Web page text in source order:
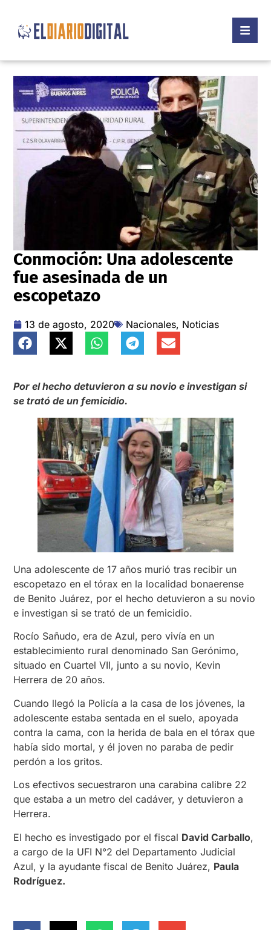
Conmoción: Una adolescente
fue asesinada de un
escopetazo
13 de agosto, 2020 Nacionales, Noticias
Por el hecho detuvieron a su novio e investigan si
se trató de un femicidio.
Una adolescente de 17 años murió tras recibir un
escopetazo en el tórax en la localidad bonaerense
de Benito Juárez, por el hecho detuvieron a su novio
e investigan si se trató de un femicidio.
Rocío Sañudo, era de Azul, pero vivía en un
establecimiento rural denominado San Gerónimo,
situado en Cuartel VII, junto a su novio, Kevin
Herrera de 20 años.
Cuando llegó la Policía a la casa de los jóvenes, la
adolescente estaba sentada en el suelo, apoyada
contra la cama, con la herida de bala en el tórax que
había sido mortal, y él joven no paraba de pedir
perdón a los gritos.
Los efectivos secuestraron una carabina calibre 22
que estaba a un metro del cadáver, y detuvieron a
Herrera.
El hecho es investigado por el fiscal David Carballo,
a cargo de la UFI N°2 del Departamento Judicial
Azul, y la ayudante fiscal de Benito Juárez, Paula
Rodríguez.